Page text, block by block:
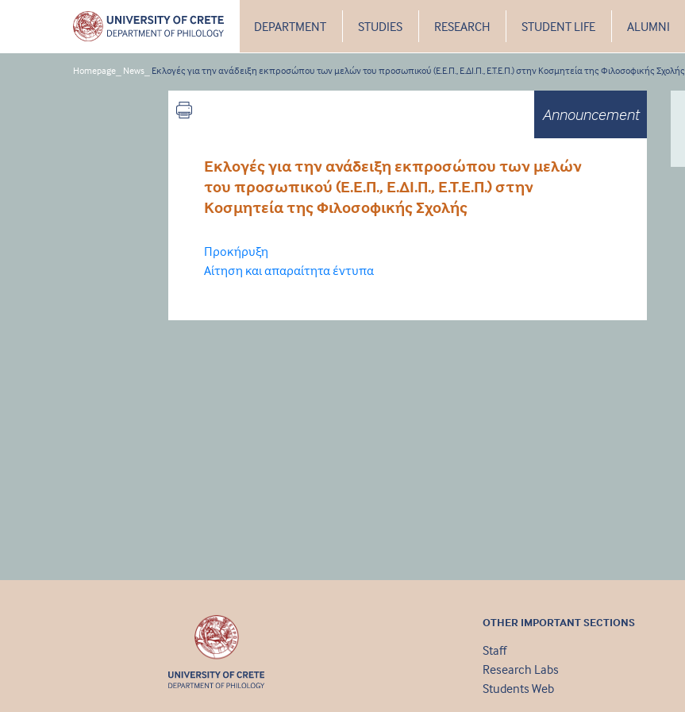
DEPARTMENT STUDIES RESEARCH STUDENT LIFE ALUMNI
Homepage News Εκλογές για την ανάδειξη εκπροσώπου των μελών του προσωπικού (Ε.Ε.Π., Ε.ΔΙ.Π., Ε.Τ.Ε.Π.) στην Κοσμητεία της Φιλοσοφικής Σχολής
Announcement
Εκλογές για την ανάδειξη εκπροσώπου των μελών
του προσωπικού (Ε.Ε.Π., Ε.ΔΙ.Π., Ε.Τ.Ε.Π.) στην
Κοσμητεία της Φιλοσοφικής Σχολής
Προκήρυξη
Αίτηση και απαραίτητα έντυπα
OTHER IMPORTANT SECTIONS
Staff
Research Labs
Students Web